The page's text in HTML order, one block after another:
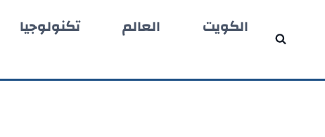
المحتوى
الكويت العالم تكنولوجيا